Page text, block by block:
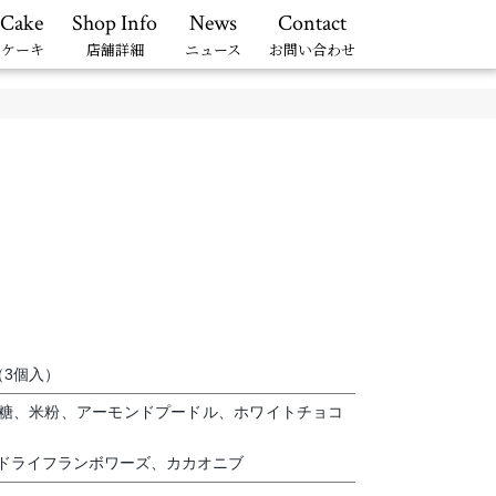
ーキ
Shop Info
店舗詳細
News
ニュース
Contact
お問い合わせ
個入）
、米粉、アーモンドプードル、ホワイトチョコ
ライフランボワーズ、カカオニブ